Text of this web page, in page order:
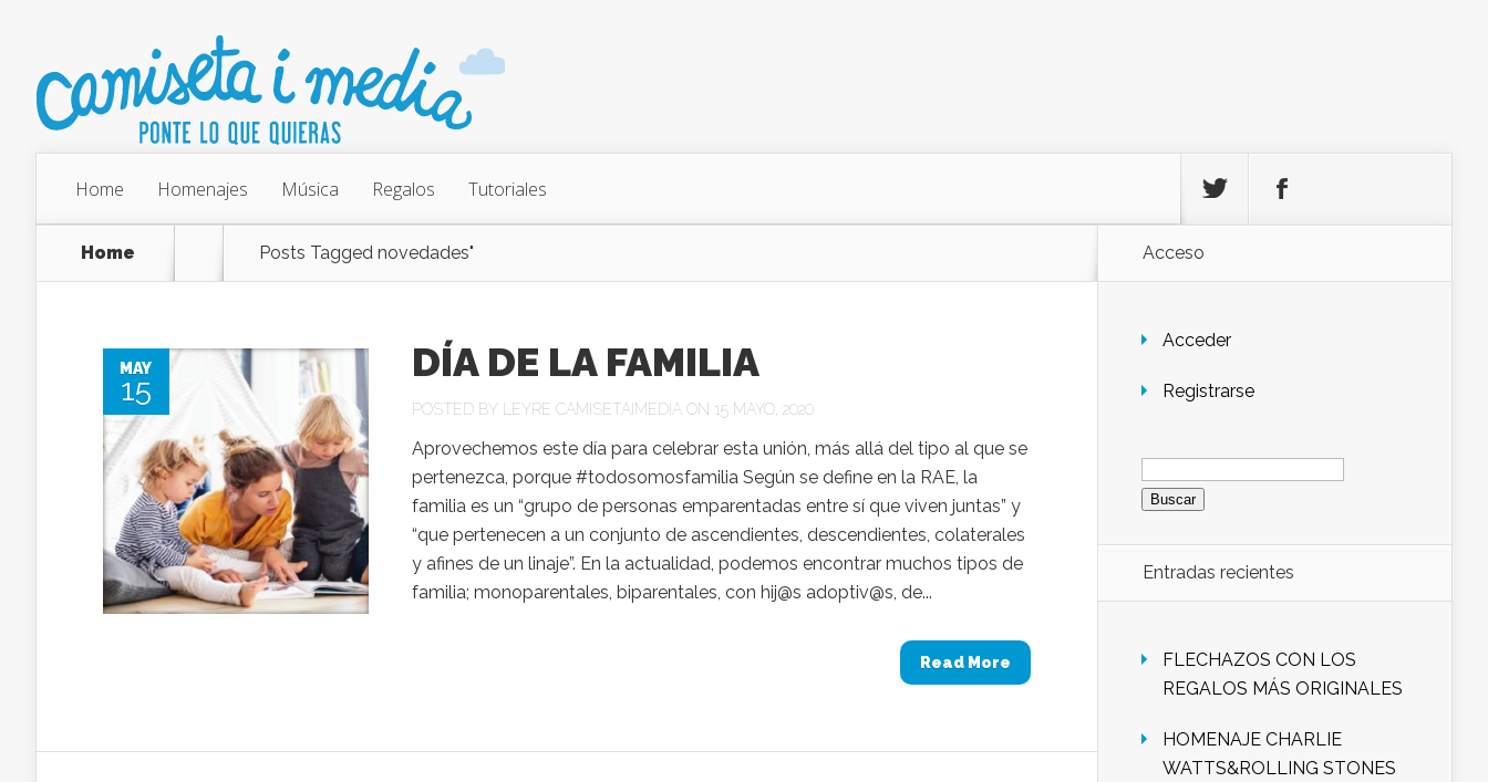
Home Homenajes Música Regalos Tutoriales
Home Posts Tagged novedades"
MAY
15
DÍA DE LA FAMILIA
POSTED BY LEYRE CAMISETAIMEDIA ON 15 MAYO, 2020
Aprovechemos este día para celebrar esta unión, más allá del tipo al que se
pertenezca, porque #todosomosfamilia Según se define en la RAE, la
familia es un “grupo de personas emparentadas entre sí que viven juntas” y
“que pertenecen a un conjunto de ascendientes, descendientes, colaterales
y afines de un linaje”. En la actualidad, podemos encontrar muchos tipos de
familia; monoparentales, biparentales, con hij@s adoptiv@s, de...
Read More
Acceso
Acceder
Registrarse
Buscar:
Entradas recientes
FLECHAZOS CON LOS
REGALOS MÁS ORIGINALES
HOMENAJE CHARLIE
WATTS&ROLLING STONES